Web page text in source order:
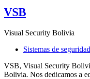
VSB
Visual Security Bolivia
Sistemas de seguridad
VSB, Visual Security
Bolivia. Nos dedicamos a